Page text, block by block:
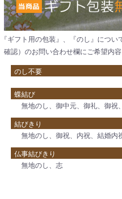
のし不要
蝶結び
無地のし、御中元、御礼、御祝
結びきり
無地のし、御祝、内祝、結婚内
仏事結びきり
無地のし、志